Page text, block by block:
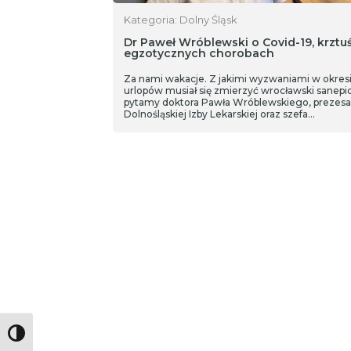
Toggle High Contrast
Kategoria: Dolny Śląsk
Dr Paweł Wróblewski o Covid-19,
egzotycznych chorobach
Za nami wakacje. Z jakimi wyzwaniami w
urlopów musiał się zmierzyć wrocławski
pytamy doktora Pawła Wróblewskiego, prezesa
Dolnośląskiej Izby Lekarskiej oraz szefa